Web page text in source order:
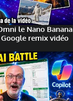
le Nano Banana
remix vidéo